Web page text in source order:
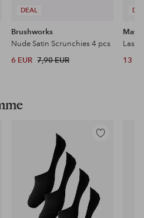
DEAL
Brushworks
Nude Satin Scrunchies 4 pcs
6 EUR 7,90 EUR 13
Lisää